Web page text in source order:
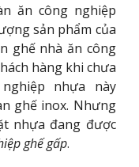
ăn công nghiệp
sản phẩm của
ghế nhà ăn công
hàng khi chưa
nhựa này
ghế inox. Nhưng
nhựa đang được
ghế gấp.